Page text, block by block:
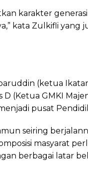
karakter
kata Zulkifli yang
(ketua
(Ketua GMKI
pusat
seiring
masyarat
berbagai latar